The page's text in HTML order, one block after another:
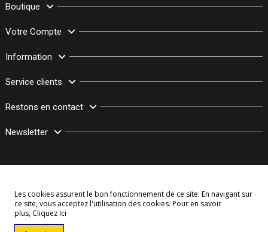
Boutique
Votre Compte
Information
Service clients
Restons en contact
Newsletter
© Copyright 2003–2026 Bollymarket.com - Tous Droits Réservés
Les cookies assurent le bon fonctionnement de ce site. En navigant sur
ce site, vous acceptez l'utilisation des cookies. Pour en savoir
plus, Cliquez Ici